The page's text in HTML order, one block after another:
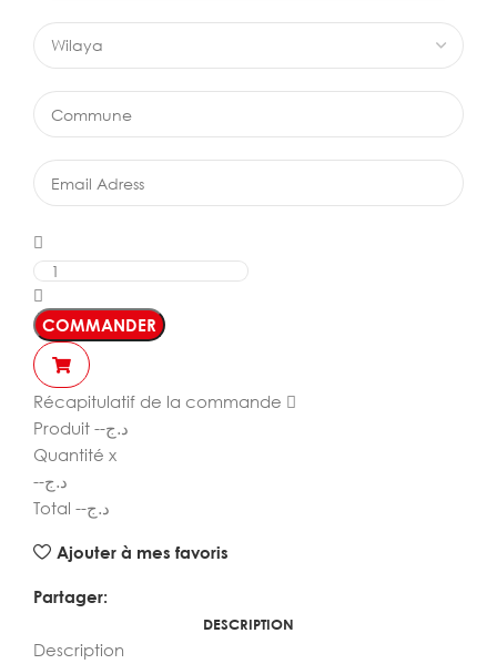
COMMANDER
Récapitulatif de la commande
Produit --د.ج
Quantité x
--د.ج
Total --د.ج
Ajouter à mes favoris
Partager:
DESCRIPTION
Description